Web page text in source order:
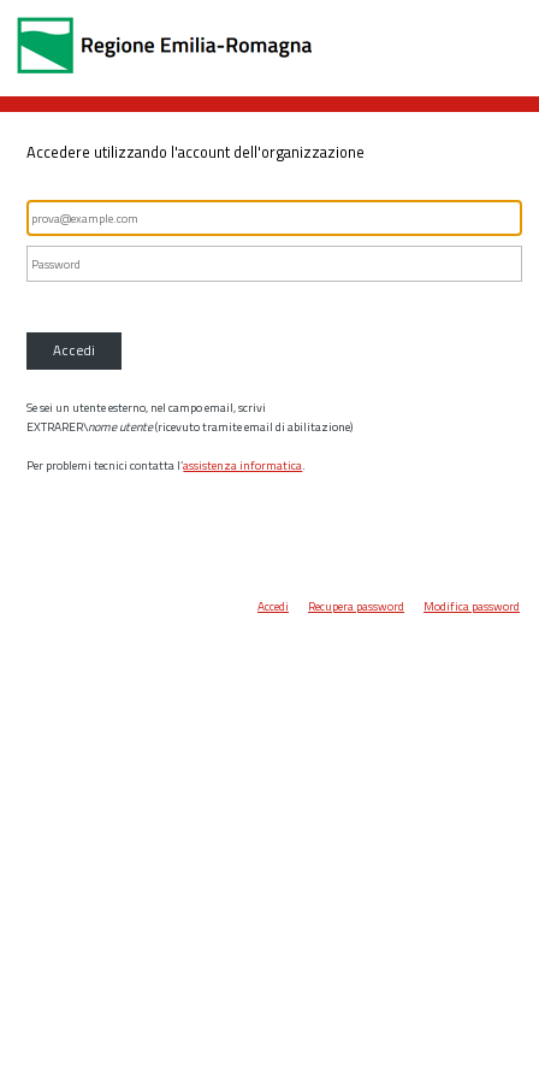
Accedere utilizzando l'account dell'organizzazione
Accedi
Se sei un utente esterno, nel campo email, scrivi
EXTRARER\nome utente(ricevuto tramite email di abilitazione)
Per problemi tecnici contatta l’assistenza informatica.
Accedi Recupera password Modifica password